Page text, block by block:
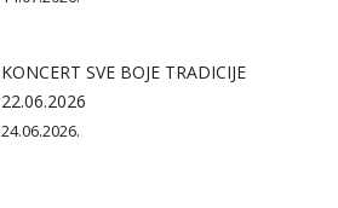
KONCERT SVE BOJE TRADICIJE
22.06.2026
24.06.2026.